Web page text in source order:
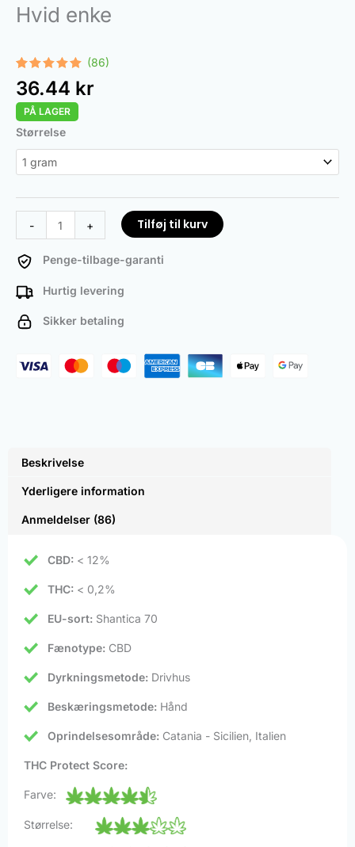
Hvid enke
Bedømt
som4.97
ud af 5
baseret
på
86
kundebedømmelser
(86)
36.44 kr
PÅ LAGER
Størrelse
-
White
Widow
antal
+ Tilføj til kurv
Penge-tilbage-garanti
Hurtig levering
Sikker betaling
Beskrivelse
Yderligere information
Anmeldelser (86)
CBD: < 12%
THC: < 0,2%
EU-sort: Shantica 70
Fænotype: CBD
Dyrkningsmetode: Drivhus
Beskæringsmetode: Hånd
Oprindelsesområde: Catania - Sicilien, Italien
THC Protect Score:
Farve:
Størrelse: